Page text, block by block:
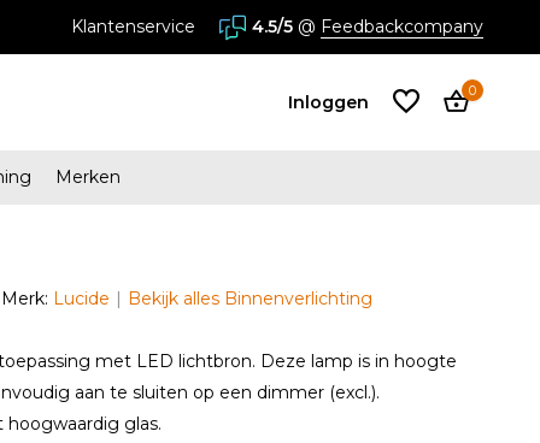
in Almere en Zaandam
Klantenservice 4.5/5 @ Feedbackcompany
Inloggen
Account
0
Merken
Merk: Lucide Bekijk alles Binnenverlichting
met LED lichtbron. Deze lamp is in hoogte
aan te sluiten op een dimmer (excl.).
hoogwaardig glas.